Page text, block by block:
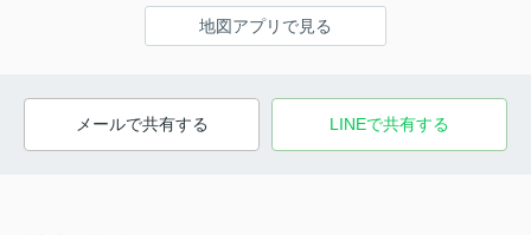
地図アプリで見る
メールで共有する LINEで共有する